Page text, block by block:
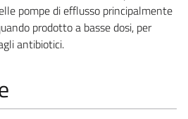
pompe di efflusso principalmente
prodotto a basse dosi, per
antibiotici.